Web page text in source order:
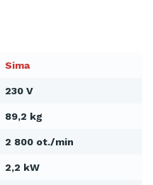
Sima
230 V
89,2 kg
2 800 ot./min
2,2 kW